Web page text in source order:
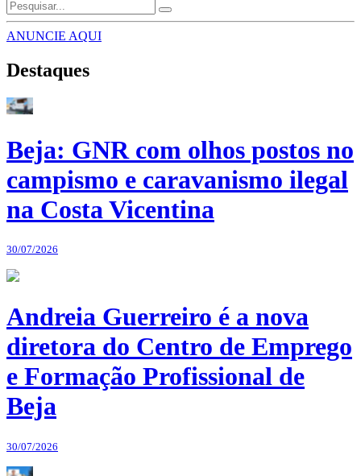
ANUNCIE AQUI
Destaques
Beja: GNR com olhos postos no
campismo e caravanismo ilegal
na Costa Vicentina
30/07/2026
Andreia Guerreiro é a nova
diretora do Centro de Emprego
e Formação Profissional de
Beja
30/07/2026